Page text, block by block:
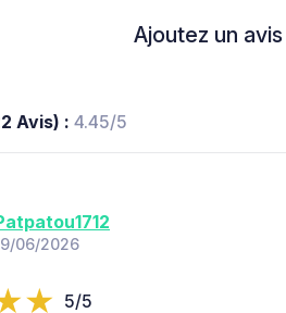
Ajoutez un
Avis) : 4.45/5
06/2026
5/5